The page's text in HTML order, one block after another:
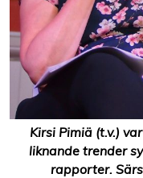
Kirsi Pimiä (t.v.)
liknande trender
rapporter.